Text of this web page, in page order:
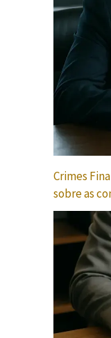
Crimes
sobre as